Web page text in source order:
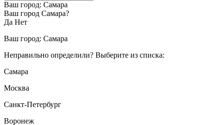
Ваш город: Самара
Ваш город Самара?
Да Нет
Ваш город: Самара
Неправильно определили? Выберите из списка:
Самара
Москва
Санкт-Петербург
Воронеж